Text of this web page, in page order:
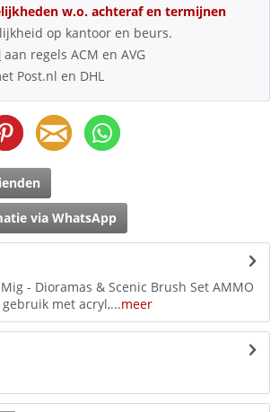
w.o. achteraf en termijnen
op kantoor en beurs.
aan regels ACM en AVG
Post.nl en DHL
via WhatsApp
- Dioramas & Scenic Brush Set AMMO
met acryl,...meer